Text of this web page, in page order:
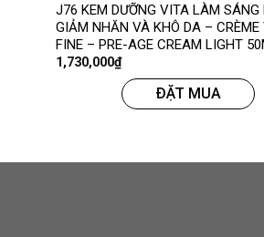
J76 KEM DƯỠNG VITA LÀM SÁNG
GIẢM NHĂN VÀ KHÔ DA – CRÈME
FINE – PRE-AGE CREAM LIGHT
1,730,000₫
ĐẶT MUA